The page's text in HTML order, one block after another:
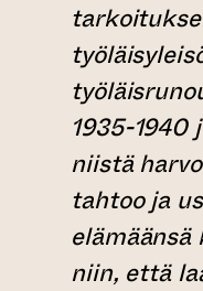
1935-1940
niistä
tahtoo ja
niin, että